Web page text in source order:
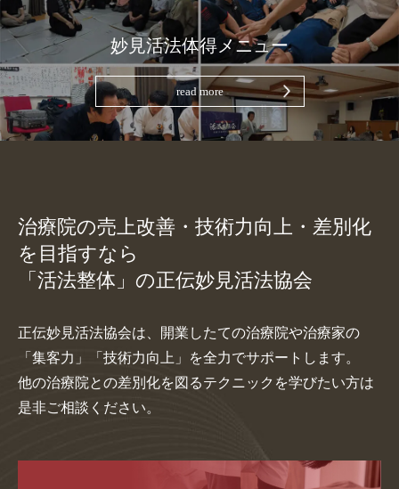
妙見活法体得メニュー
read more
治療院の売上改善・技術力向上・差別化
を目指すなら
「活法整体」の正伝妙見活法協会
正伝妙見活法協会は、開業したての治療院や治療家の
「集客力」「技術力向上」を全力でサポートします。
他の治療院との差別化を図るテクニックを学びたい方は
是非ご相談ください。